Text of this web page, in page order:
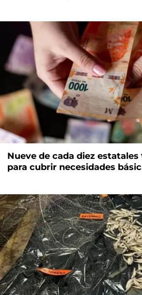
Nueve de cada diez
para cubrir necesidades